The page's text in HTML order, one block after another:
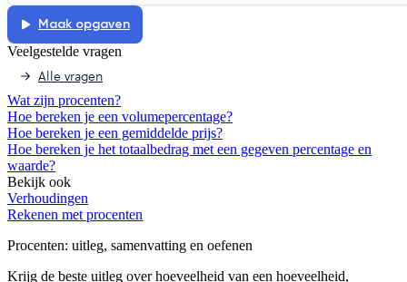
Maak opgaven
Veelgestelde vragen
Alle vragen
Wat zijn procenten?
Hoe bereken je een volumepercentage?
Hoe bereken je een gemiddelde prijs?
Hoe bereken je het totaalbedrag met een gegeven percentage en
waarde?
Bekijk ook
Verhoudingen
Rekenen met procenten
Procenten: uitleg, samenvatting en oefenen
Krijg de beste uitleg over hoeveelheid van een hoeveelheid,